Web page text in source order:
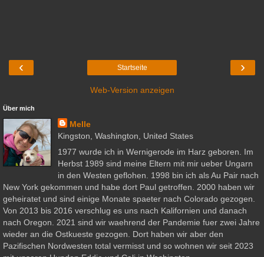
‹ ›
Startseite
Web-Version anzeigen
Über mich
Melle
Kingston, Washington, United States
1977 wurde ich in Wernigerode im Harz geboren. Im
Herbst 1989 sind meine Eltern mit mir ueber Ungarn
in den Westen geflohen. 1998 bin ich als Au Pair nach
New York gekommen und habe dort Paul getroffen. 2000 haben wir
geheiratet und sind einige Monate spaeter nach Colorado gezogen.
Von 2013 bis 2016 verschlug es uns nach Kalifornien und danach
nach Oregon. 2021 sind wir waehrend der Pandemie fuer zwei Jahre
wieder an die Ostkueste gezogen. Dort haben wir aber den
Pazifischen Nordwesten total vermisst und so wohnen wir seit 2023